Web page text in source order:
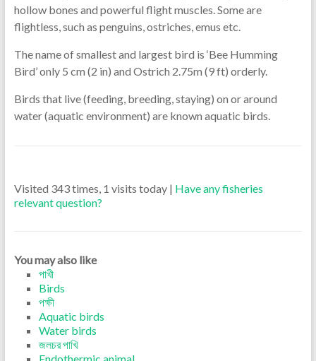
hollow bones and powerful flight muscles. Some are
flightless, such as penguins, ostriches, emus etc.
The name of smallest and largest bird is ‘Bee Humming
Bird’ only 5 cm (2 in) and Ostrich 2.75m (9 ft) orderly.
Birds that live (feeding, breeding, staying) on or around
water (aquatic environment) are known aquatic birds.
Visited 343 times, 1 visits today | Have any fisheries
relevant question?
You may also like
পাখী
Birds
পক্ষী
Aquatic birds
Water birds
জলচর পাখি